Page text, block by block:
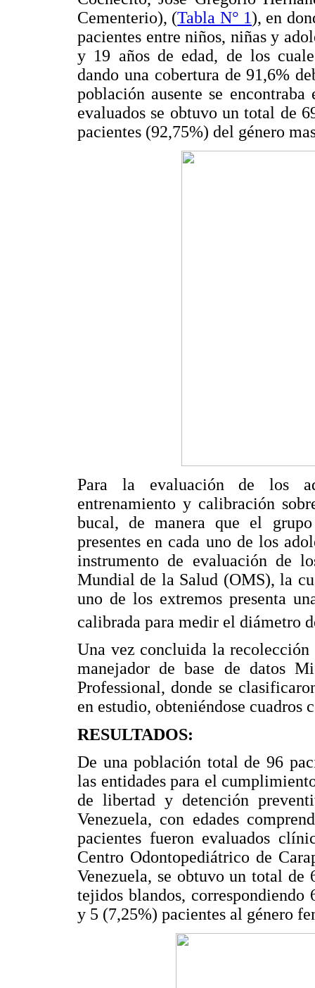
Cementerio), (Tabla N° 1), en
pacientes entre niños, niñas y
y 19 años de edad, de los
dando una cobertura de 91,6%
población ausente se
evaluados se obtuvo un total de
pacientes (92,75%) del género
Para la evaluación de los
entrenamiento y calibración
bucal, de manera que el grupo
presentes en cada uno de los
instrumento de evaluación de
Mundial de la Salud (OMS), la
uno de los extremos presenta
calibrada para medir el diámetro
Una vez concluida la
manejador de base de datos
Professional, donde se
en estudio, obteniéndose
RESULTADOS:
De una población total de 96
las entidades para el
de libertad y detención
Venezuela, con edades
pacientes fueron evaluados
Centro Odontopediátrico de
Venezuela, se obtuvo un total de
tejidos blandos,
y 5 (7,25%) pacientes al género